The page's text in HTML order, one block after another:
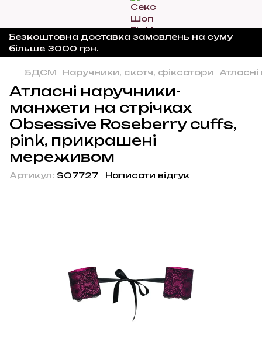
Безкоштовна доставка замовлень на суму
більше 3000 грн.
БДСМ Наручники, скотч, фіксатори
Атласні наручники-
манжети на стрічках
Obsessive Roseberry cuffs,
pink, прикрашені
мереживом
Артикул: SO7727 Написати відгук